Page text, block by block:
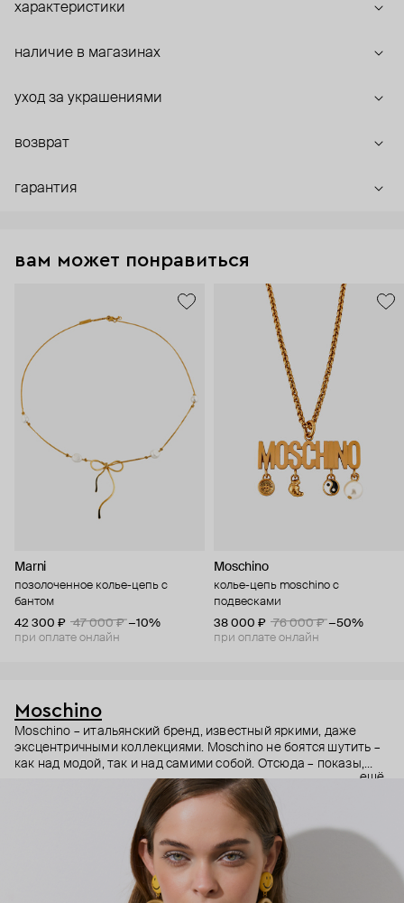
характеристики
наличие в магазинах
уход за украшениями
возврат
гарантия
вам может понравиться
Marni
позолоченное колье-цепь с
бантом
42 300 ₽
47 000 ₽ −10%
при оплате онлайн
Moschino
колье-цепь moschino с
подвесками
38 000 ₽
76 000 ₽ −50%
при оплате онлайн
Moschino
Moschino – итальянский бренд, известный яркими, даже
эксцентричными коллекциями. Moschino не боятся шутить –
как над модой, так и над самими собой. Отсюда – показы,
мгновенно становящиеся главными событиями, вирусные
выходы селебрити (помните Кэти Перри в платье-люстре на
бале Института костюма Met Gala в 2019 году?) и
коллаборации с самыми неожиданными кандидатами, от
«Улицы Сезам» до The Sims. Украшения бренда –
гипертрофированно праздничные, практически
нарисованные: с кристаллами размером с ладонь и будто бы
расплавленными сердцами.
ещё